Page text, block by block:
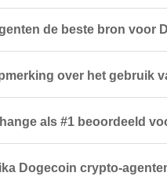
de beste bron voor
over het gebruik
als #1 beoordeeld
Dogecoin crypto-